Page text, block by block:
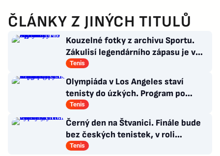
ČLÁNKY Z JINÝCH TITULŮ
Kouzelné fotky z archivu Sportu.
Zákulisí legendárního zápasu je v
Síni slávy na Štvanici
Tenis
Olympiáda v Los Angeles staví
tenisty do úzkých. Program po
Wimbledonu mnohé z nich nepotěší
Tenis
Černý den na Štvanici. Finále bude
bez českých tenistek, v roli
favoritek vypadly
Tenis